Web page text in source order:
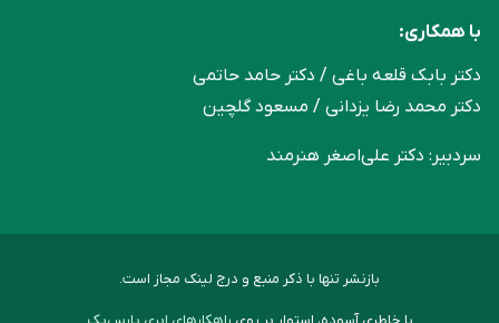
با همکاری:
دکتر بابک قلعه‌ باغی / دکتر حامد حاتمی
دکتر محمد رضا یزدانی / مسعود گلچین
سردبیر: دکتر علی‌اصغر هنرمند
بازنشر تنها با ذکر منبع و درج لینک مجاز است.